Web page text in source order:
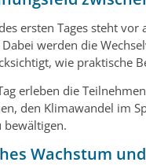
ersten Tages steht vor
Dabei werden die
wie praktische
erleben die
den Klimawandel im
bewältigen.
Wachstum